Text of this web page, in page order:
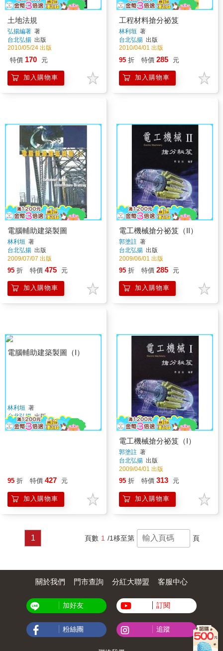
土地法規
弘揚編著 著
台北弘揚 出版
2010/05/24 出版
特價 170 元
加入購物車
工程材料搶分祕笈
林利垣 著
台北弘揚 出版
2010/04/01 出版
95 折 特價 285 元
加入購物車
電腦輔助建築製圖
林利垣 著
台北弘揚 出版
2009/07/07 出版
95 折 特價 475 元
加入購物車
電工機械搶分祕笈（II）
郭塗註 著
台北弘揚 出版
2009/06/01 出版
95 折 特價 285 元
加入購物車
電腦輔助建築製圖（I）
林利垣 著
台北弘揚出版
2009/05/01 出版
95 折 特價 427 元
加入購物車
電工機械搶分祕笈（I）
郭塗註 著
台北弘揚 出版
2009/04/01 出版
95 折 特價 313 元
加入購物車
1 頁數 1 /1移至第 頁
關於我們 門市查詢 分紅大聯盟 客服中心
加好友 訂閱
粉絲團 追蹤